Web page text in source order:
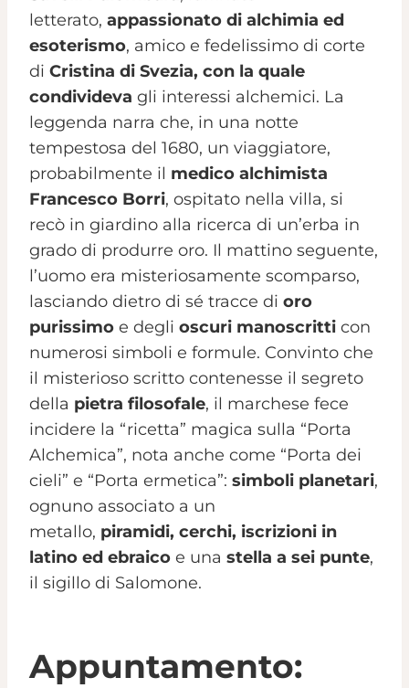
letterato, appassionato di alchimia ed
esoterismo, amico e fedelissimo di corte
di Cristina di Svezia, con la quale
condivideva gli interessi alchemici. La
leggenda narra che, in una notte
tempestosa del 1680, un viaggiatore,
probabilmente il medico alchimista
Francesco Borri, ospitato nella villa, si
recò in giardino alla ricerca di un’erba in
grado di produrre oro. Il mattino seguente,
l’uomo era misteriosamente scomparso,
lasciando dietro di sé tracce di oro
purissimo e degli oscuri manoscritti con
numerosi simboli e formule. Convinto che
il misterioso scritto contenesse il segreto
della pietra filosofale, il marchese fece
incidere la “ricetta” magica sulla “Porta
Alchemica”, nota anche come “Porta dei
cieli” e “Porta ermetica”: simboli planetari,
ognuno associato a un
metallo, piramidi, cerchi, iscrizioni in
latino ed ebraico e una stella a sei punte,
il sigillo di Salomone.
Appuntamento: